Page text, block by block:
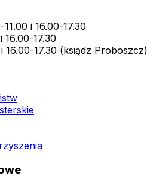
i 16.00-17.30
16.00-17.30
16.00-17.30 (ksiądz Proboszcz)